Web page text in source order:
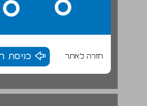
חזרה לאתר כניסת